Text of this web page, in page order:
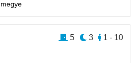
megye
1 - 10
3
5